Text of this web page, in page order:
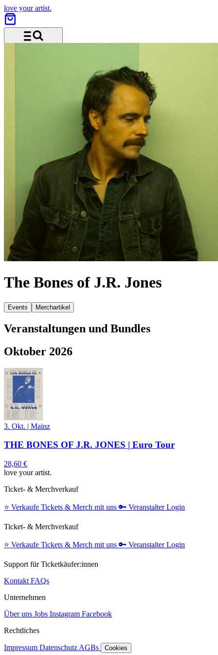
love your artist.
The Bones of J.R. Jones
Events Merchartikel
Veranstaltungen und Bundles
Oktober 2026
3. Okt. | Mainz
THE BONES OF J.R. JONES | Euro Tour
28,60 €
love your artist.
Ticket- & Merchverkauf
⭐️ Verkaufe Tickets & Merch mit uns 🔑 Veranstalter Login
Ticket- & Merchverkauf
⭐️ Verkaufe Tickets & Merch mit uns 🔑 Veranstalter Login
Support für Ticketkäufer:innen
Kontakt FAQs
Unternehmen
Über uns Jobs Instagram Facebook
Rechtliches
Impressum Datenschutz AGBs Cookies